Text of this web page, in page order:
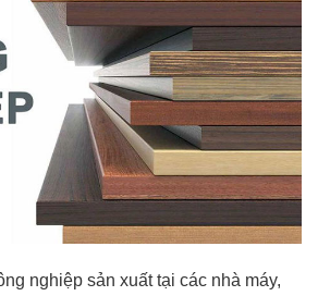
nghiệp sản xuất tại các nhà máy,